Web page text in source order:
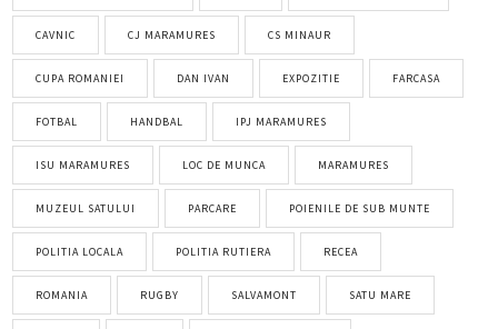
CAVNIC CJ MARAMURES CS MINAUR
CUPA ROMANIEI DAN IVAN EXPOZITIE FARCASA
FOTBAL HANDBAL IPJ MARAMURES
ISU MARAMURES LOC DE MUNCA MARAMURES
MUZEUL SATULUI PARCARE POIENILE DE SUB MUNTE
POLITIA LOCALA POLITIA RUTIERA RECEA
ROMANIA RUGBY SALVAMONT SATU MARE